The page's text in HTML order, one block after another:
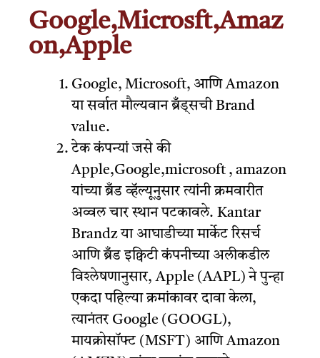
Google,Microsft,Amaz
on,Apple
Google, Microsoft, आणि Amazon
या सर्वात मौल्यवान ब्रँड्सची Brand
value.
टेक कंपन्यां जसे की
Apple,Google,microsoft , amazon
यांच्या ब्रँड व्हॅल्यूनुसार त्यांनी क्रमवारीत
अव्वल चार स्थान पटकावले. Kantar
Brandz या आघाडीच्या मार्केट रिसर्च
आणि ब्रँड इक्विटी कंपनीच्या अलीकडील
विश्लेषणानुसार, Apple (AAPL) ने पुन्हा
एकदा पहिल्या क्रमांकावर दावा केला,
त्यानंतर Google (GOOGL),
मायक्रोसॉफ्ट (MSFT) आणि Amazon